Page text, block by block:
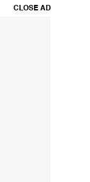
CLOSE AD